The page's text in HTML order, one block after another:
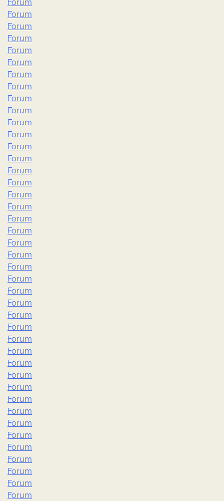
Forum
Forum
Forum
Forum
Forum
Forum
Forum
Forum
Forum
Forum
Forum
Forum
Forum
Forum
Forum
Forum
Forum
Forum
Forum
Forum
Forum
Forum
Forum
Forum
Forum
Forum
Forum
Forum
Forum
Forum
Forum
Forum
Forum
Forum
Forum
Forum
Forum
Forum
Forum
Forum
Forum
Forum